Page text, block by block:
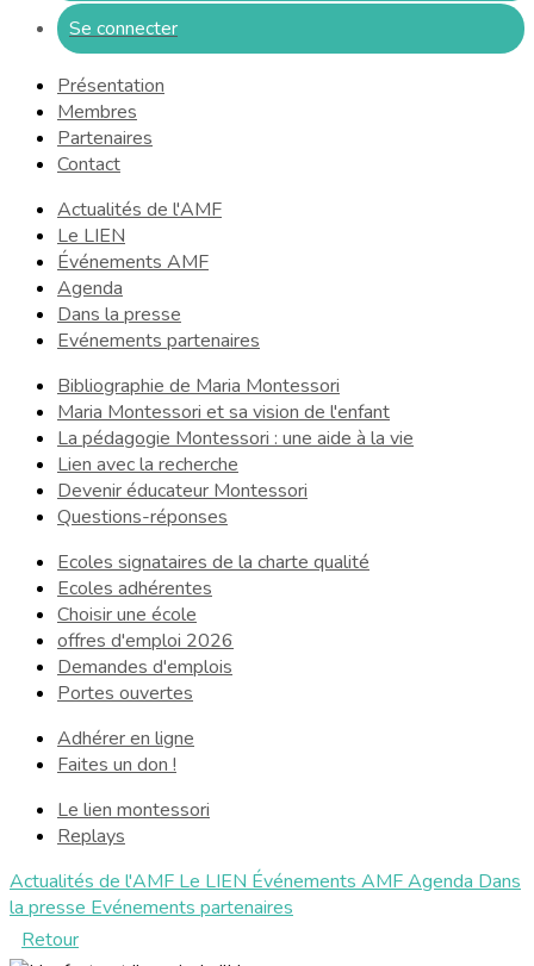
Se connecter
Présentation
Membres
Partenaires
Contact
Actualités de l'AMF
Le LIEN
Événements AMF
Agenda
Dans la presse
Evénements partenaires
Bibliographie de Maria Montessori
Maria Montessori et sa vision de l'enfant
La pédagogie Montessori : une aide à la vie
Lien avec la recherche
Devenir éducateur Montessori
Questions-réponses
Ecoles signataires de la charte qualité
Ecoles adhérentes
Choisir une école
offres d'emploi 2026
Demandes d'emplois
Portes ouvertes
Adhérer en ligne
Faites un don !
Le lien montessori
Replays
Actualités de l'AMF Le LIEN Événements AMFAgenda Dans
la presse Evénements partenaires
Retour